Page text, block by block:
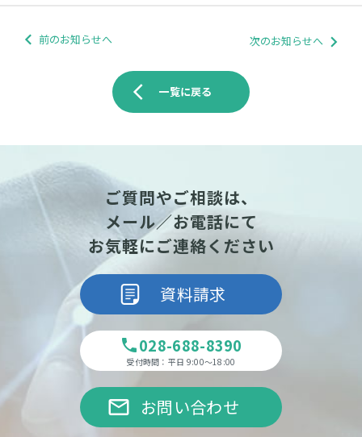
前のお知らせへ 次のお知らせへ
arrow_back_ios 一覧に戻る
ご質問やご相談は、
メール／お電話にて
お気軽にご連絡ください
資料請求
phone028-688-8390
受付時間：平日 9:00～18:00
email お問い合わせ